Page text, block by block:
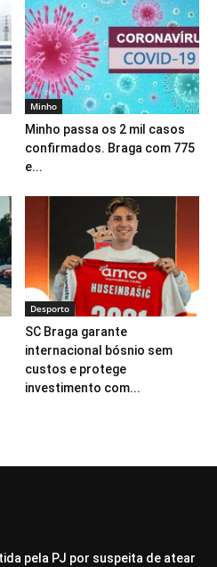
Minho
Minho passa os 2 mil casos
confirmados. Braga com 775
e...
Desporto
SC Braga garante
internacional bósnio sem
custos e protege
investimento com...
pela PJ por suspeita de atear